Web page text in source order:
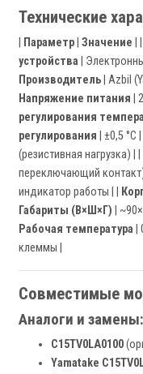
Технические
Параметр Значение
устройства |
Производитель | Azbil
Напряжение питания |
регулирования
регулирования | ±0,5 °C | |
(резистивная нагрузка) | |
переключающий контакт)
индикатор работы | |
Габариты (В×Ш×Г) |
Рабочая температура
клеммы |
Совместимые
Аналоги и замены:
C15TV0LA0100
Yamatake